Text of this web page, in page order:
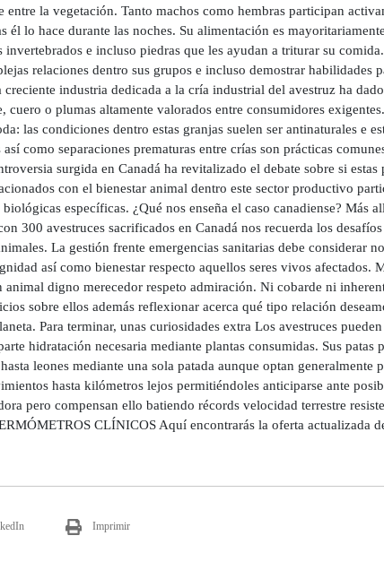
entre la vegetación. Tanto machos como hembras participan
él lo hace durante las noches. Su alimentación es
e incluso piedras que les ayudan a triturar su
relaciones dentro sus grupos e incluso demostrar habilidades
industria dedicada a la cría industrial del avestruz ha
cuero o plumas altamente valorados entre consumidores
las condiciones dentro estas granjas suelen ser antinaturales e
como separaciones prematuras entre crías son prácticas
surgida en Canadá ha revitalizado el debate sobre si estas
con el bienestar animal dentro este sector productivo
específicas. ¿Qué nos enseña el caso canadiense? Más
300 avestruces sacrificados en Canadá nos recuerda los
La gestión frente emergencias sanitarias debe considerar
así como bienestar respecto aquellos seres vivos afectados.
digno merecedor respeto admiración. Ni cobarde ni
sobre ellos además reflexionar acerca qué tipo relación
Para terminar, unas curiosidades extra Los avestruces
hidratación necesaria mediante plantas consumidas. Sus patas
leones mediante una sola patada aunque optan generalmente
hasta kilómetros lejos permitiéndoles anticiparse ante
pero compensan ello batiendo récords velocidad terrestre
CLÍNICOS Aquí encontrarás la oferta actualizada
Imprimir